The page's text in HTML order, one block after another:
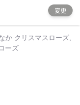
変更
か クリスマスローズ,
ーズ